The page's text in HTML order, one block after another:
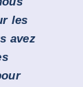
les
avez